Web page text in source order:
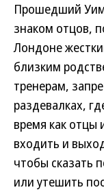
Прошедший
знаком отцов,
Лондоне
близким
тренерам,
раздевалках,
время как отцы
входить и
чтобы сказать
или утешить